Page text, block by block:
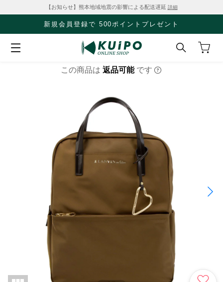
【お知らせ】熊本地域地震の影響による配送遅延 詳細
新規会員登録で 500ポイントプレゼント
この商品は 返品可能 です